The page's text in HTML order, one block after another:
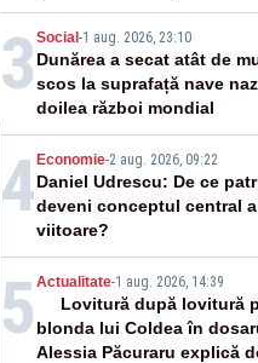
3 Social -1 aug. 2026, 23:10
Dunărea a secat atât de
scos la suprafață nave
doilea război mondial
4 Economie-2 aug. 2026, 09:22
Daniel Udrescu: De ce
deveni conceptul central
viitoare?
5 Actualitate-1 aug. 2026, 14:39
Lovitură după lovitură
blonda lui Coldea în
Alessia Păcuraru explică